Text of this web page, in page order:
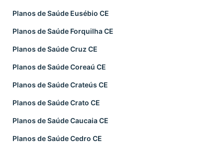
Planos de Saúde Eusébio CE
Planos de Saúde Forquilha CE
Planos de Saúde Cruz CE
Planos de Saúde Coreaú CE
Planos de Saúde Crateús CE
Planos de Saúde Crato CE
Planos de Saúde Caucaia CE
Planos de Saúde Cedro CE